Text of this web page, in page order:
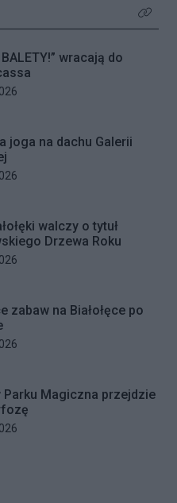
Kliknij
BALETY!” wracają do
artykułu:
joga na dachu Galerii
artykułu:
walczy o tytuł
Drzewa Roku
artykułu:
zabaw na Białołęce po
artykułu:
Parku Magiczna przejdzie
artykułu: